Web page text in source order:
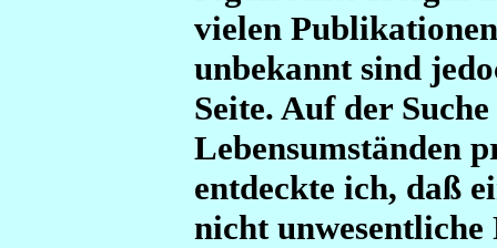
vielen
unbekannt sind
Seite. Auf der
Lebensumständen
entdeckte ich, daß
nicht unwesentliche